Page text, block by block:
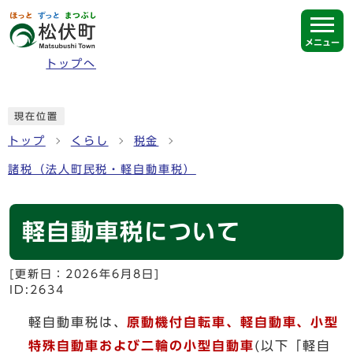
ページの先頭です
トップへ
メニュー
現在位置
トップ くらし 税金
諸税（法人町民税・軽自動車税）
軽自動車税について
[更新日： 2026年6月8日
ID:2634
軽自動車税は、原動機付自転車、軽自動車、小型
特殊自動車および二輪の小型自動車(以下「軽自